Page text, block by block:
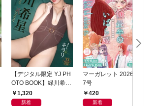
【デジタル限定 YJ PH
OTO BOOK】緑川希星
写真集「きらら、キラ
リ」
1,320
新着
マーガレット 2026年1
7号
420
新着